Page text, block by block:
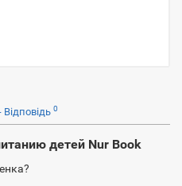
0
детей Nur Book